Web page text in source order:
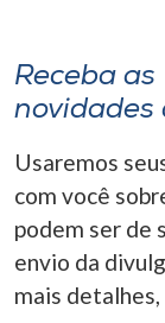
Receba as
novidades
Usaremos
com você
podem ser de
envio da
mais detalhes,